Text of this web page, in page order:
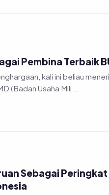
Pembina Terbaik
kali ini beliau
(Badan Usaha Mili...
Sebagai